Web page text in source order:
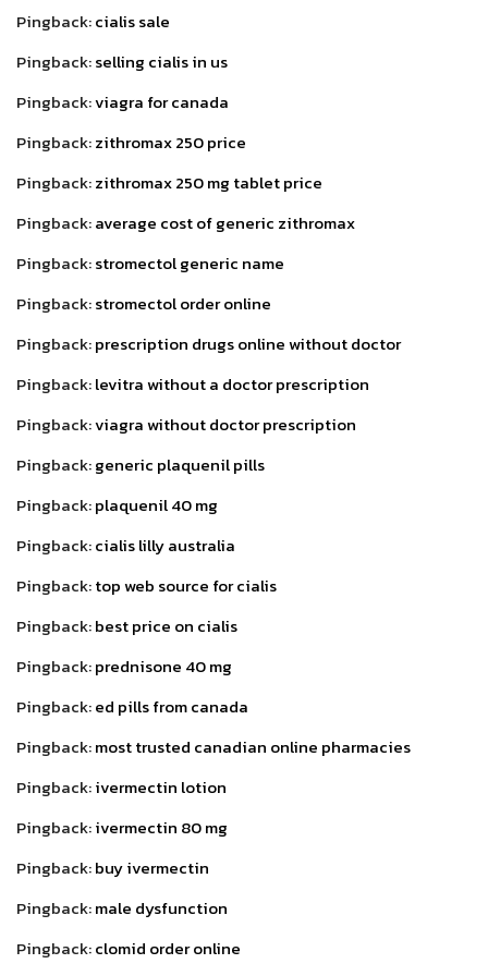
Pingback:cialis sale
Pingback:selling cialis in us
Pingback:viagra for canada
Pingback:zithromax 250 price
Pingback:zithromax 250 mg tablet price
Pingback:average cost of generic zithromax
Pingback:stromectol generic name
Pingback:stromectol order online
Pingback:prescription drugs online without doctor
Pingback:levitra without a doctor prescription
Pingback:viagra without doctor prescription
Pingback:generic plaquenil pills
Pingback:plaquenil 40 mg
Pingback:cialis lilly australia
Pingback:top web source for cialis
Pingback:best price on cialis
Pingback:prednisone 40 mg
Pingback:ed pills from canada
Pingback:most trusted canadian online pharmacies
Pingback:ivermectin lotion
Pingback:ivermectin 80 mg
Pingback:buy ivermectin
Pingback:male dysfunction
Pingback:clomid order online